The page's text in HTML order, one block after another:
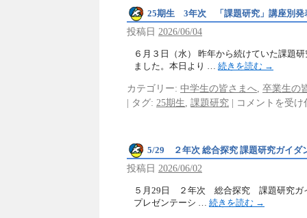
25期生 3年次 「課題研究」講座別発
投稿日 2026/06/04
６月３日（水） 昨年から続けていた課題
ました。本日より … 続きを読む →
カテゴリー: 中学生の皆さまへ 卒業生の
| タグ: 25期生 課題研究 | コメントを受
5/29 ２年次 総合探究 課題研究ガイダ
投稿日 2026/06/02
５月29日 ２年次 総合探究 課題研究ガ
プレゼンテーシ … 続きを読む →